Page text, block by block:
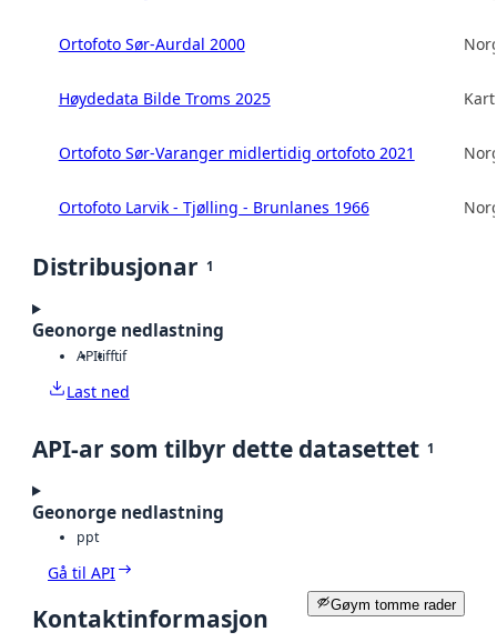
Ortofoto Sør-Aurdal 2000
Høydedata Bilde Troms 2025
Ortofoto Sør-Varanger midlertidig ortofoto 2021
Ortofoto Larvik - Tjølling - Brunlanes 1966
Distribusjonar 1
Geonorge nedlastning
APItifftif
Last ned
API-ar som tilbyr dette datasettet 1
Geonorge nedlastning
ppt
Gå til API
Gøym tomme rader
Kontaktinformasjon